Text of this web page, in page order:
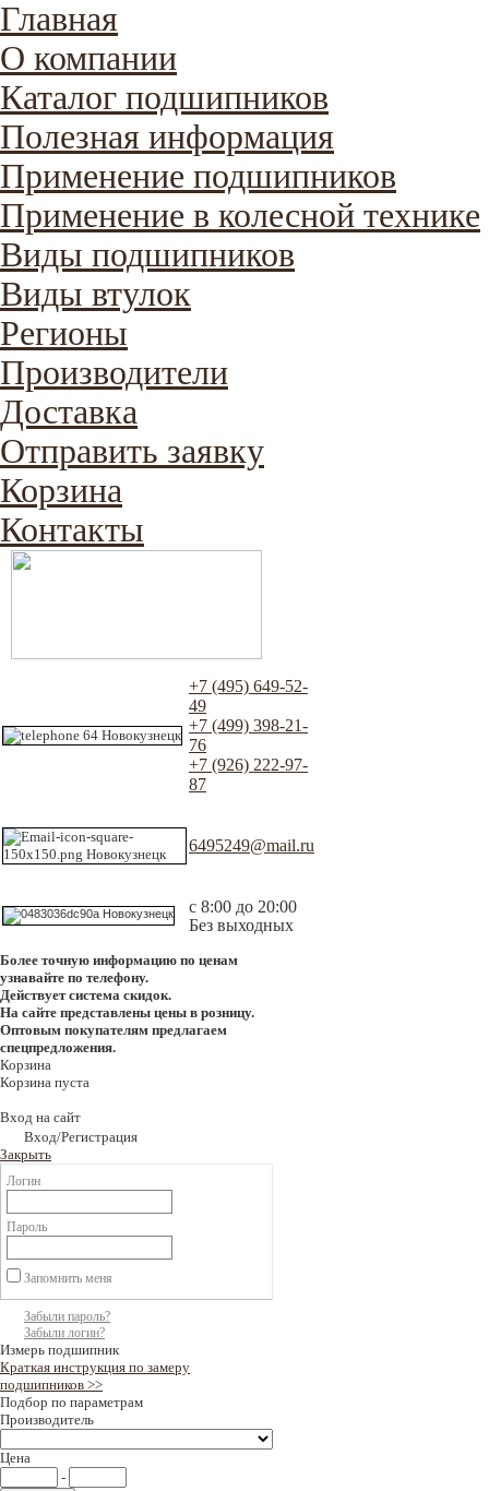
Главная
О компании
Каталог подшипников
Полезная информация
Применение подшипников
Применение в колесной технике
Виды подшипников
Виды втулок
Регионы
Производители
Доставка
Отправить заявку
Корзина
Контакты
+7 (495) 649-52-
49
+7 (499) 398-21-
76
+7 (926) 222-97-
87
6495249@mail.ru
с 8:00 до 20:00
Без выходных
Более точную информацию по ценам
узнавайте по телефону.
Действует система скидок.
На сайте представлены цены в розницу.
Оптовым покупателям предлагаем
спецпредложения.
Корзина
Корзина пуста
Вход на сайт
Вход/Регистрация
Закрыть
Логин
Пароль
Запомнить меня
Забыли пароль?
Забыли логин?
Измерь подшипник
Краткая инструкция по замеру
подшипников >>
Подбор по параметрам
Производитель
Цена
-